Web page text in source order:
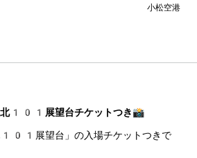
小松空港
北101展望台チケットつき📸
101展望台」の入場チケットつきで